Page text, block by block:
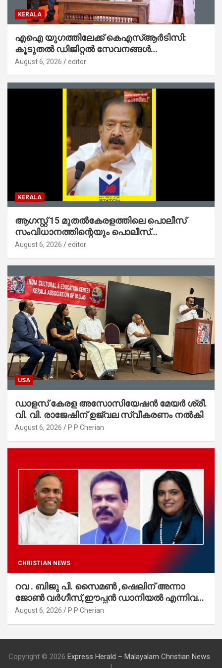
KERALA
എഐ യുഗത്തിലേക്ക് കെഎസ്ആർടിസി:
കൂടുതൽ ഡിജിറ്റൽ സേവനങ്ങൾ
ജനങ്ങളിലേക്കെത്തിക്കും – മന്ത്രി സി പി
August 6, 2026 editor
KERALA
ആഗസ്റ്റ് 15 മുതല്‍കേരളത്തിലെ പൊലീസ്
സംവിധാനത്തിന്റെയും പൊലീസ്
സ്റ്റേഷനുകളുടെയും മുഖഛായ മാറുകയാണ് :
August 6, 2026 editor
USA
ഡാളസ് കേരള അസോസിയേഷൻ മേയർ ശ്രീ.
വി. വി. രാജേഷിന് ഉജ്വല സ്വീകരണം നൽകി
August 6, 2026 P P Cherian
CHRISTIAN NEWS
റവ . ബിജു പി. സൈമൺ ,ഷെലിന് അന്നാ
ജോൺ വർഗീസ്,ഈപ്പൻ ഡാനിയൽ എന്നിവർ
മാർത്തോമാ സഭാ കൗൺസിലിലേക്കു
August 6, 2026 P P Cherian
Copyright © 2026 Express Herald – Malayalam Christian News